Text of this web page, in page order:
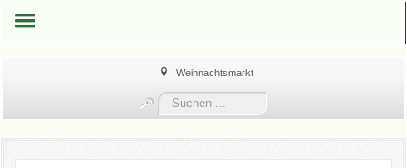
Weihnachtsmarkt
Suchen
...